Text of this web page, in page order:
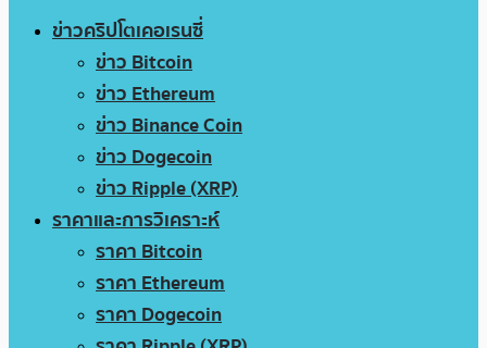
ข่าวคริปโตเคอเรนซี่
ข่าว Bitcoin
ข่าว Ethereum
ข่าว Binance Coin
ข่าว Dogecoin
ข่าว Ripple (XRP)
ราคาและการวิเคราะห์
ราคา Bitcoin
ราคา Ethereum
ราคา Dogecoin